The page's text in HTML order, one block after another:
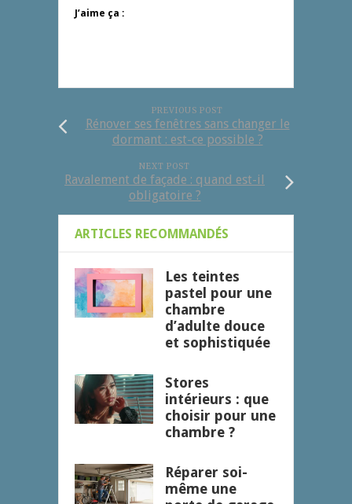
J’aime ça :
PREVIOUS POST
Rénover ses fenêtres sans changer le
dormant : est-ce possible ?
NEXT POST
Ravalement de façade : quand est-il
obligatoire ?
ARTICLES RECOMMANDÉS
Les teintes
pastel pour une
chambre
d’adulte douce
et sophistiquée
Stores
intérieurs : que
choisir pour une
chambre ?
Réparer soi-
même une